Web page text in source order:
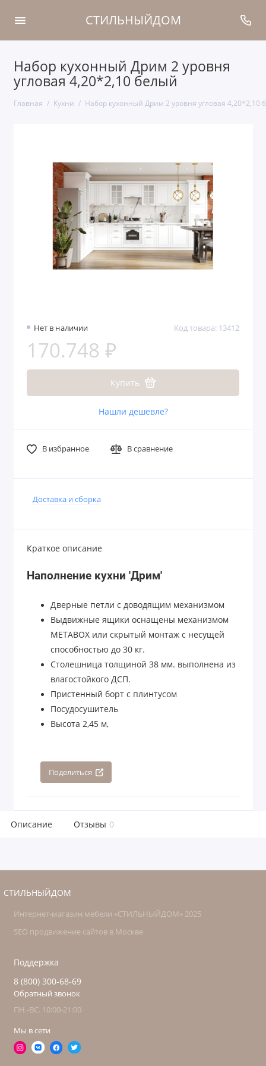
СТИЛЬНЫЙДОМ
Набор кухонный Дрим 2 уровня
угловая 4,20*2,10 белый
Главная Кухни Набор кухонный Дрим 2 уровня угловая 4,20*2,10
Нет в наличии Код товара: 13412
170.748 ₽
Купить
Нашли дешевле?
В избранное В сравнение
Доставка и сборка
Краткое описание
Наполнение кухни 'Дрим'
Дверные петли с доводящим механизмом
Выдвижные ящики оснащены механизмом
МЕТАBOX или скрытый монтаж с несущей
способностью до 30 кг.
Столешница толщиной 38 мм. выполнена из
влагостойкого ДСП.
Пристенный борт с плинтусом
Посудосушитель
Высота 2,45 м,
Поделиться
Описание Отзывы 0
СТИЛЬНЫЙДОМ
Интернет-магазин мебели «СТИЛЬНЫЙДОМ» 2025
SEO продвижение сайтов в Москве
Поддержка
8 (800) 300-68-69
Обратный звонок
ПН.-ВС. 10:00-21:00
Мы в сети